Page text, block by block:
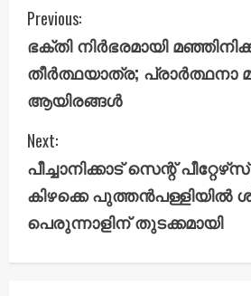
C
o
n
t
i
n
Previous:
ഭക്തി നിർഭരമായി
തീർത്ഥയാത്ര; പ്രാർത്ഥനാ
ആയിരങ്ങൾ
Next:
പീച്ചാനിക്കാട് സെന്റ്
കിഴക്കെ പുത്തൻപള്ളിയിൽ
പെരുന്നാളിന് തുടക്കമായി